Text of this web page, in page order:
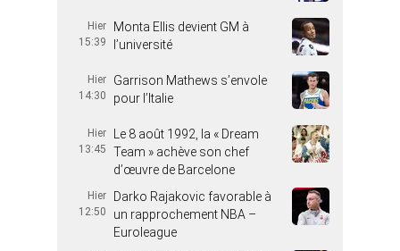
Hier
15:39
Monta Ellis devient GM à
l’université
Hier
14:30
Garrison Mathews s’envole
pour l’Italie
Hier
13:45
Le 8 août 1992, la « Dream
Team » achève son chef
d’œuvre de Barcelone
Hier
12:50
Darko Rajakovic favorable à
un rapprochement NBA –
Euroleague